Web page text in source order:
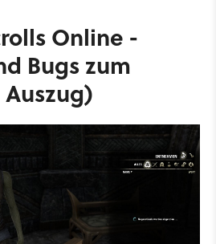
Online -
Bugs zum
Auszug)